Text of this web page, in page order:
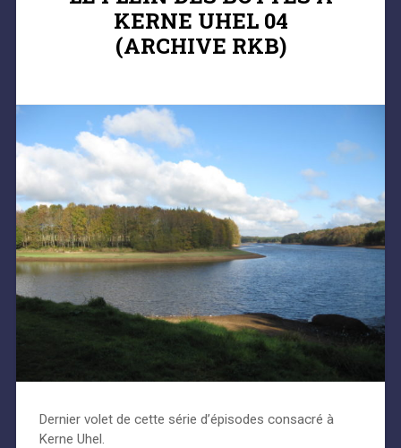
KERNE UHEL 04
(ARCHIVE RKB)
Dernier volet de cette série d’épisodes consacré à
Kerne Uhel.